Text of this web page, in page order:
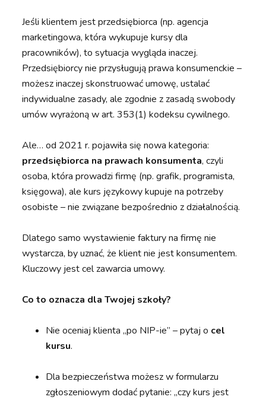
Jeśli klientem jest przedsiębiorca (np. agencja
marketingowa, która wykupuje kursy dla
pracowników), to sytuacja wygląda inaczej.
Przedsiębiorcy nie przysługują prawa konsumenckie –
możesz inaczej skonstruować umowę, ustalać
indywidualne zasady, ale zgodnie z zasadą swobody
umów wyrażoną w art. 353(1) kodeksu cywilnego.
Ale… od 2021 r. pojawiła się nowa kategoria:
przedsiębiorca na prawach konsumenta, czyli
osoba, która prowadzi firmę (np. grafik, programista,
księgowa), ale kurs językowy kupuje na potrzeby
osobiste – nie związane bezpośrednio z działalnością.
Dlatego samo wystawienie faktury na firmę nie
wystarcza, by uznać, że klient nie jest konsumentem.
Kluczowy jest cel zawarcia umowy.
Co to oznacza dla Twojej szkoły?
Nie oceniaj klienta „po NIP-ie” – pytaj o cel
kursu.
Dla bezpieczeństwa możesz w formularzu
zgłoszeniowym dodać pytanie: „czy kurs jest